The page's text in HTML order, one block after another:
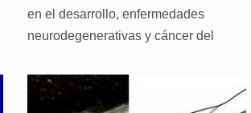
en el desarrollo, enfermedades
neurodegenerativas y cáncer del